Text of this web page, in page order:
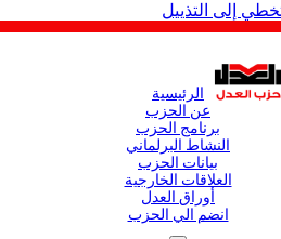
التذييل
الرئيسية
عن الحزب
برنامج الحزب
النشاط البرلماني
بيانات الحزب
العلاقات الخارجية
أوراق العدل
انضم الي الحزب